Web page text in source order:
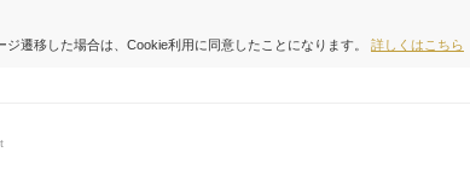
遷移した場合は、Cookie利用に同意したことになります。 詳しくはこちら